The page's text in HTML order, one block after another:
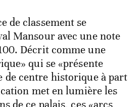
de classement se
Mansour avec une note
Décrit comme une
qui se «présente
de centre historique à part
met en lumière les
de ce palais, ces «arcs